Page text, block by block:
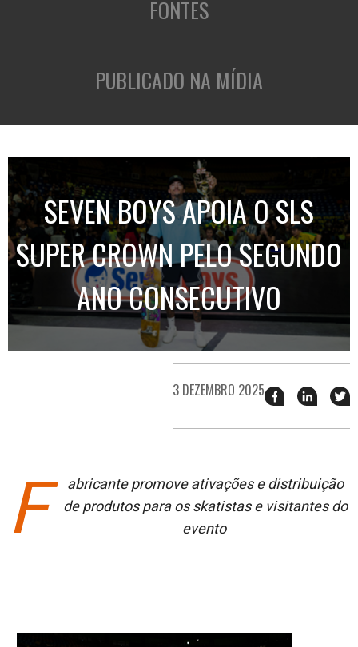
FONTES
PUBLICADO NA MÍDIA
SEVEN BOYS APOIA O SLS
SUPER CROWN PELO SEGUNDO
ANO CONSECUTIVO
3 DEZEMBRO 2025 Compartilhar
esse
no
esse
no
F
abricante promove ativações e distribuição
de produtos para os skatistas e visitantes do
evento